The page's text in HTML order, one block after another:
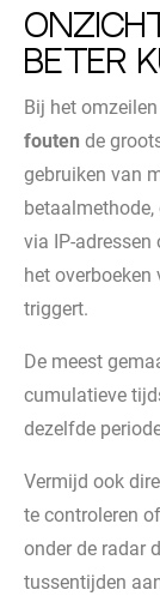
beter
Bij het
fouten de
gebruiken van
via IP-adressen
het
triggert.
De meest
cumulatieve
dezelfde
Vermijd ook
te controleren
onder de radar
tussentijden